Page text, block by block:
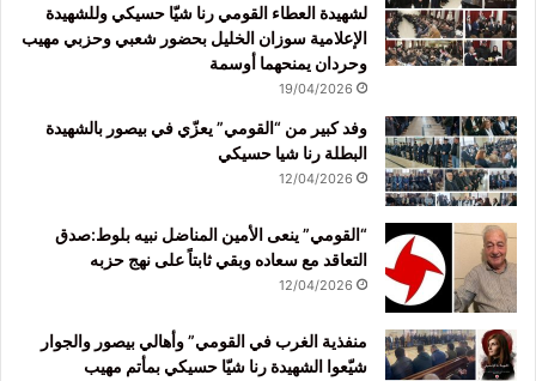
لشهيدة العطاء القومي رنا شيّا حسيكي وللشهيدة
الإعلامية سوزان الخليل بحضور شعبي وحزبي مهيب
وحردان يمنحهما أوسمة
19/04/2026
وفد كبير من “القومي” يعزّي في بيصور بالشهيدة
البطلة رنا شيا حسيكي
12/04/2026
“القومي” ينعى الأمين المناضل نبيه بلوط:صدق
التعاقد مع سعاده وبقي ثابتاً على نهج حزبه
12/04/2026
منفذية الغرب في القومي” وأهالي بيصور والجوار
شيّعوا الشهيدة رنا شيّا حسيكي بمأتم مهيب